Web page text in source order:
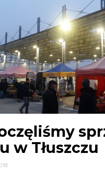
w Tłuszczu